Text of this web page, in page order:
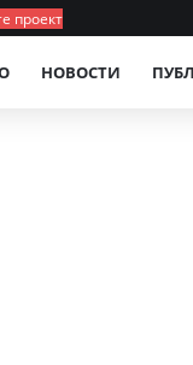
проект
НОВОСТИ